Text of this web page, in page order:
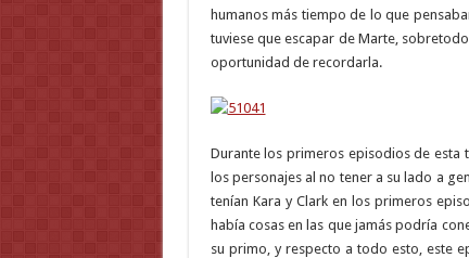
humanos más tiempo de lo que
tuviese que escapar de Marte,
oportunidad de recordarla.
Durante los primeros episodios de esta
los personajes al no tener a su lado a
tenían Kara y Clark en los primeros
había cosas en las que jamás podría
su primo, y respecto a todo esto, este